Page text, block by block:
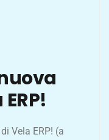
Vela ERP! (a